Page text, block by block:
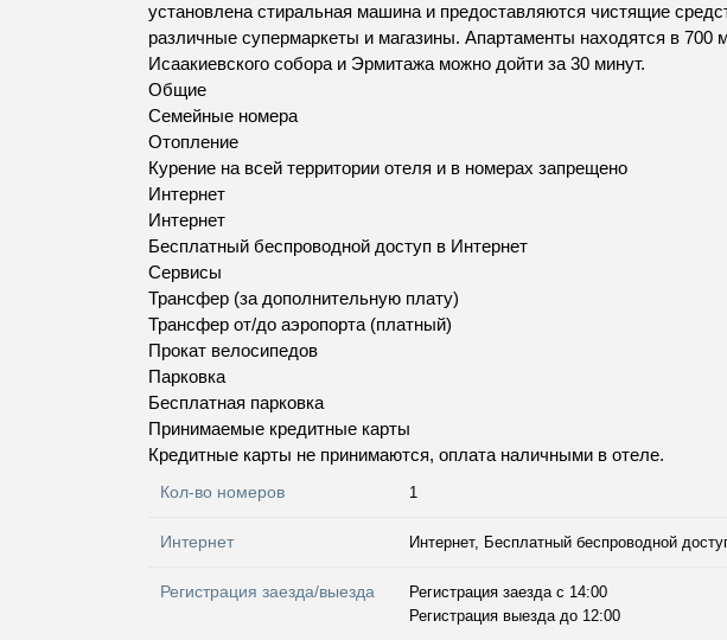
установлена стиральная машина и предоставляются чистящие
различные супермаркеты и магазины. Апартаменты находятся в 700
Исаакиевского собора и Эрмитажа можно дойти за 30 минут.
Общие
Семейные номера
Отопление
Курение на всей территории отеля и в номерах запрещено
Интернет
Интернет
Бесплатный беспроводной доступ в Интернет
Сервисы
Трансфер (за дополнительную плату)
Трансфер от/до аэропорта (платный)
Прокат велосипедов
Парковка
Бесплатная парковка
Принимаемые кредитные карты
Кредитные карты не принимаются, оплата наличными в отеле.
Кол-во номеров 1
Интернет Интернет, Бесплатный беспроводной
Регистрация заезда/выезда
Регистрация заезда с 14:00
Регистрация выезда до 12:00